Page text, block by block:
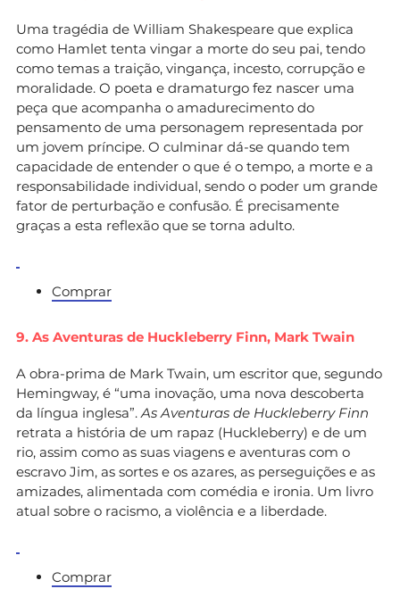
Uma tragédia de William Shakespeare que explica
como Hamlet tenta vingar a morte do seu pai, tendo
como temas a traição, vingança, incesto, corrupção e
moralidade. O poeta e dramaturgo fez nascer uma
peça que acompanha o amadurecimento do
pensamento de uma personagem representada por
um jovem príncipe. O culminar dá-se quando tem
capacidade de entender o que é o tempo, a morte e a
responsabilidade individual, sendo o poder um grande
fator de perturbação e confusão. É precisamente
graças a esta reflexão que se torna adulto.
Comprar
9. As Aventuras de Huckleberry Finn, Mark Twain
A obra-prima de Mark Twain, um escritor que, segundo
Hemingway, é “uma inovação, uma nova descoberta
da língua inglesa”. As Aventuras de Huckleberry Finn
retrata a história de um rapaz (Huckleberry) e de um
rio, assim como as suas viagens e aventuras com o
escravo Jim, as sortes e os azares, as perseguições e as
amizades, alimentada com comédia e ironia. Um livro
atual sobre o racismo, a violência e a liberdade.
Comprar